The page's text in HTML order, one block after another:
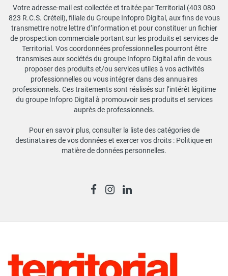
Votre adresse-mail est collectée et traitée par Territorial (403 080
823 R.C.S. Créteil), filiale du Groupe Infopro Digital, aux fins de vous
transmettre notre lettre d’information et pour constituer un fichier
de prospection commerciale portant sur les produits et services de
Territorial. Vos coordonnées professionnelles pourront être
transmises aux sociétés du groupe Infopro Digital afin de vous
proposer des produits et/ou services utiles à vos activités
professionnelles ou vous intégrer dans des annuaires
professionnels. Ces traitements sont réalisés sur l’intérêt légitime
du groupe Infopro Digital à promouvoir ses produits et services
auprès de professionnels.
Pour en savoir plus, consulter la liste des catégories de
destinataires de vos données et exercer vos droits : Politique en
matière de données personnelles.